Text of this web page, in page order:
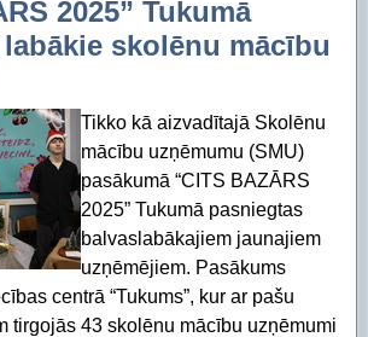
2025” Tukumā
skolēnu mācību
Tikko kā aizvadītajā Skolēnu
mācību uzņēmumu (SMU)
pasākumā “CITS BAZĀRS
2025” Tukumā pasniegtas
balvaslabākajiem jaunajiem
uzņēmējiem. Pasākums
centrā “Tukums”, kur ar pašu
tirgojās 43 skolēnu mācību uzņēmumi